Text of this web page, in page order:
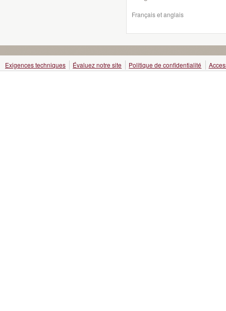
Français et anglais
Exigences techniques Évaluez notre site Politique de confidentialité